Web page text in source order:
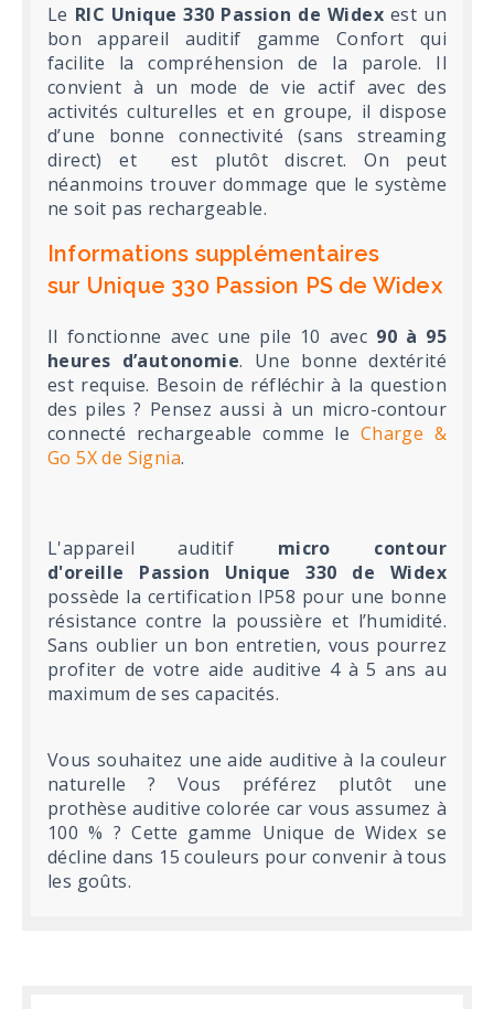
Le RIC Unique 330 Passion de Widexest un
bon appareil auditif gamme Confort qui
facilite la compréhension de la parole. Il
convient à un mode de vie actif avec des
activités culturelles et en groupe, il dispose
d’une bonne connectivité (sans streaming
direct) et est plutôt discret. On peut
néanmoins trouver dommage que le système
ne soit pas rechargeable.
Informations supplémentaires
sur Unique 330 Passion PS de Widex
Il fonctionne avec une pile 10 avec 90 à 95
heures d’autonomie. Une bonne dextérité
est requise. Besoin de réfléchir à la question
des piles ? Pensez aussi à un micro-contour
connecté rechargeable comme le Charge &
Go 5X de Signia.
L'appareil auditif micro contour
d'oreille Passion Unique 330 de Widex
possède la certification IP58 pour une bonne
résistance contre la poussière et l’humidité.
Sans oublier un bon entretien, vous pourrez
profiter de votre aide auditive 4 à 5 ans au
maximum de ses capacités.
Vous souhaitez une aide auditive à la couleur
naturelle ? Vous préférez plutôt une
prothèse auditive colorée car vous assumez à
100 % ? Cette gamme Unique de Widex se
décline dans 15 couleurs pour convenir à tous
les goûts.